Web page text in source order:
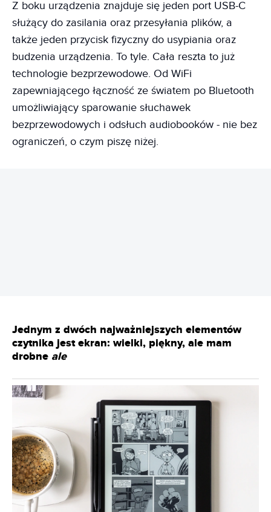
Z boku urządzenia znajduje się jeden port USB-C
służący do zasilania oraz przesyłania plików, a
także jeden przycisk fizyczny do usypiania oraz
budzenia urządzenia. To tyle. Cała reszta to już
technologie bezprzewodowe. Od WiFi
zapewniającego łączność ze światem po Bluetooth
umożliwiający sparowanie słuchawek
bezprzewodowych i odsłuch audiobooków - nie bez
ograniczeń, o czym piszę niżej.
Jednym z dwóch najważniejszych elementów
czytnika jest ekran: wielki, piękny, ale mam
drobne ale